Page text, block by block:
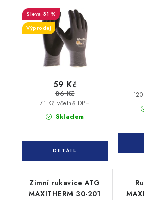
31 %
Výprodej
Skladem
71 Kč včetně DPH
59 Kč
86 Kč
Zimní rukavice ATG
MAXITHERM 30-201